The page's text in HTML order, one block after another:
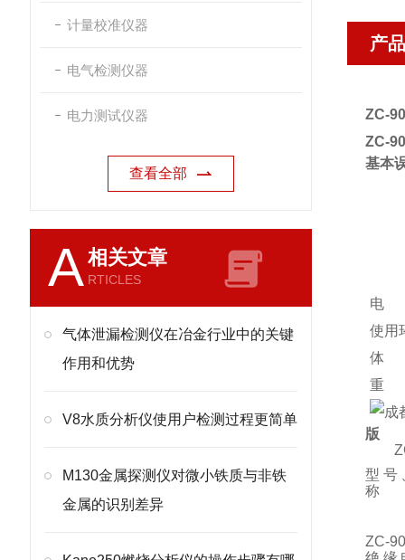
计量校准仪器
电气检测仪器
电力测试仪器
查看全部
A相关文章
RTICLES
气体泄漏检测仪在冶金行业中的关键
作用和优势
V8水质分析仪使用户检测过程更简单
M130金属探测仪对微小铁质与非铁
金属的识别差异
产
ZC-
ZC-
基本
电
使用
体
重
版
ZC-
型号
称
ZC-